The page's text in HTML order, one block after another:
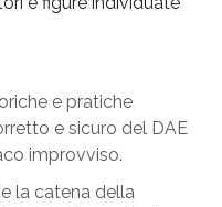
e pratiche
e sicuro del DAE
improvviso.
la catena della